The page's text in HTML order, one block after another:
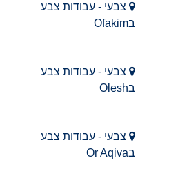
צבעי - עבודות צבע
בOfakim
צבעי - עבודות צבע
בOlesh
צבעי - עבודות צבע
בOr Aqiva